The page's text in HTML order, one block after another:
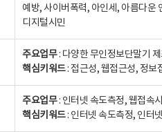
예방, 사이버폭력, 아인세, 아름다운
디지털시민
주요업무: 다양한 무인정보단말기
핵심키워드: 접근성, 웹접근성, 정보
주요업무: 인터넷 속도측정, 웹접속
핵심키워드: 인터넷 속도측정, 인터